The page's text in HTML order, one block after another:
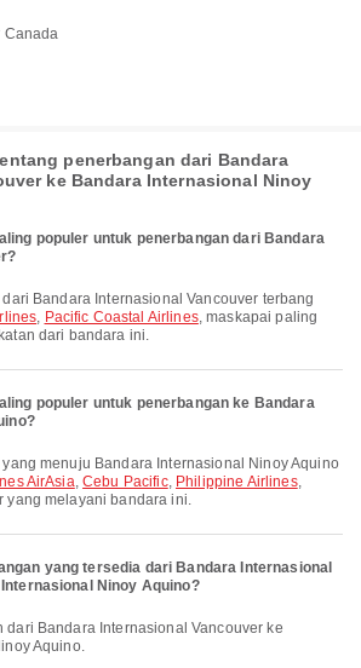
Canada
penerbangan dari Bandara
ke Bandara Internasional Ninoy
populer untuk penerbangan dari Bandara
, Pacific Coastal Airlines, maskapai paling
dari bandara ini.
populer untuk penerbangan ke Bandara
AirAsia,Cebu Pacific, Philippine Airlines,
yang melayani bandara ini.
yang tersedia dari Bandara Internasional
Ninoy Aquino?
Aquino.